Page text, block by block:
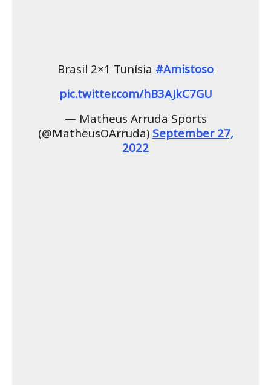
Brasil 2×1 Tunísia #Amistoso
pic.twitter.com/hB3AJkC7GU
— Matheus Arruda Sports
(@MatheusOArruda) September 27,
2022